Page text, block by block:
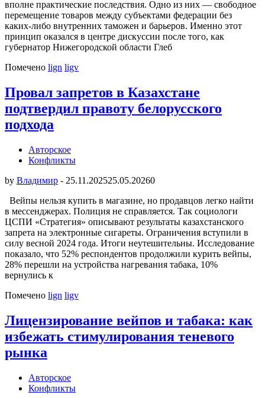
вполне практические последствия. Одно из них — свободное
перемещение товаров между субъектами федерации без
каких-либо внутренних таможен и барьеров. Именно этот
принцип оказался в центре дискуссии после того, как
губернатор Нижегородской области Глеб
Помечено lign ligv
Провал запретов в Казахстане
подтвердил правоту белорусского
подхода
Авторское
Конфликты
by Владимир - 25.11.202525.05.20260
Вейпы нельзя купить в магазине, но продавцов легко найти
в мессенджерах. Полиция не справляется. Так социологи
ЦСПИ «Стратегия» описывают результаты казахстанского
запрета на электронные сигареты. Ограничения вступили в
силу весной 2024 года. Итоги неутешительны. Исследование
показало, что 52% респондентов продолжили курить вейпы,
28% перешли на устройства нагревания табака, 10%
вернулись к
Помечено lign ligv
Лицензирование вейпов и табака: как
избежать стимулирования теневого
рынка
Авторское
Конфликты